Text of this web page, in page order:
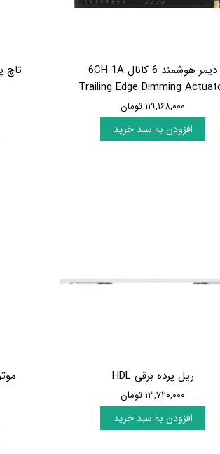
دیمر هوشمند 6 کانال 6CH 1A
Trailing Edge Dimming
۱۱۹,۱۶۸,۰۰۰ تومان
افزودن به سبد خرید
ریل پرده برقی HDL
۱۳,۷۲۰,۰۰۰ تومان
افزودن به سبد خرید